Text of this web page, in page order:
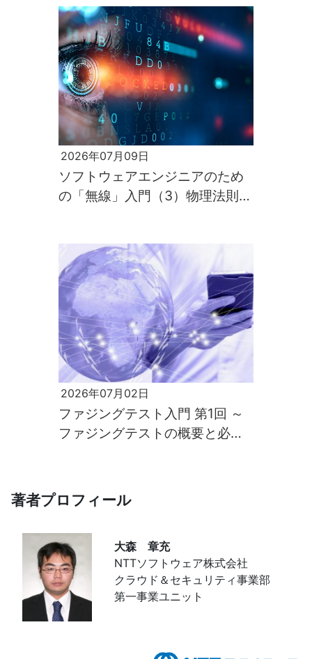
2026年07月09日
ソフトウェアエンジニアのため
の「無線」入門（3）物理法則が
2026年07月02日
ファジングテスト入門 第1回 ～
ファジングテストの概要と必要
著者プロフィール
大森 章充
NTTソフトウェア株式会社
クラウド＆セキュリティ事業部
第一事業ユニット